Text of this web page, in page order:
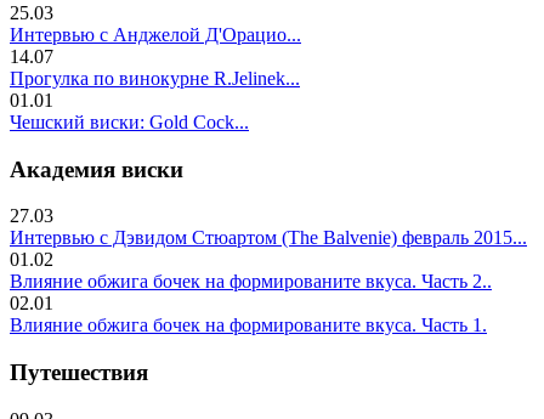
25.03
Интервью с Анджелой Д'Орацио...
14.07
Прогулка по винокурне R.Jelinek...
01.01
Чешский виски: Gold Cock...
Академия виски
27.03
Интервью с Дэвидом Стюартом (The Balvenie) февраль 2015...
01.02
Влияние обжига бочек на формированите вкуса. Часть 2..
02.01
Влияние обжига бочек на формированите вкуса. Часть 1.
Путешествия